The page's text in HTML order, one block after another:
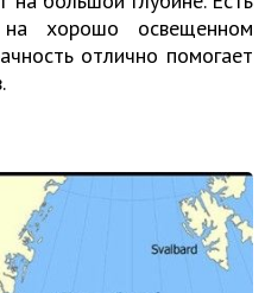
хорошо освещенном
отлично помогает